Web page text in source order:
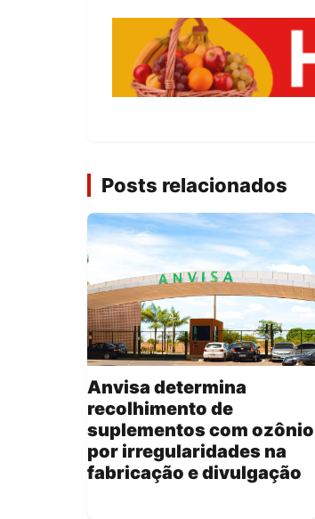
Posts relacionados
Anvisa determina
recolhimento de
suplementos com ozônio
por irregularidades na
fabricação e divulgação